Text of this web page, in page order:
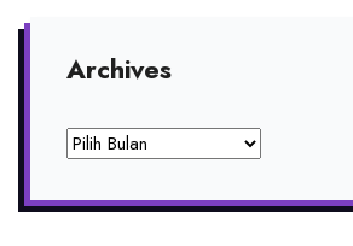
Archives
Archives